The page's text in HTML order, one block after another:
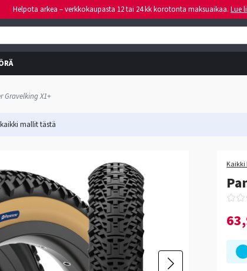
Helpota arkea – verkkokaupasta 12 tai 24 kk korotonta maksuaikaa. Lue
Gravelking X1+
mallittästä
Kaikki